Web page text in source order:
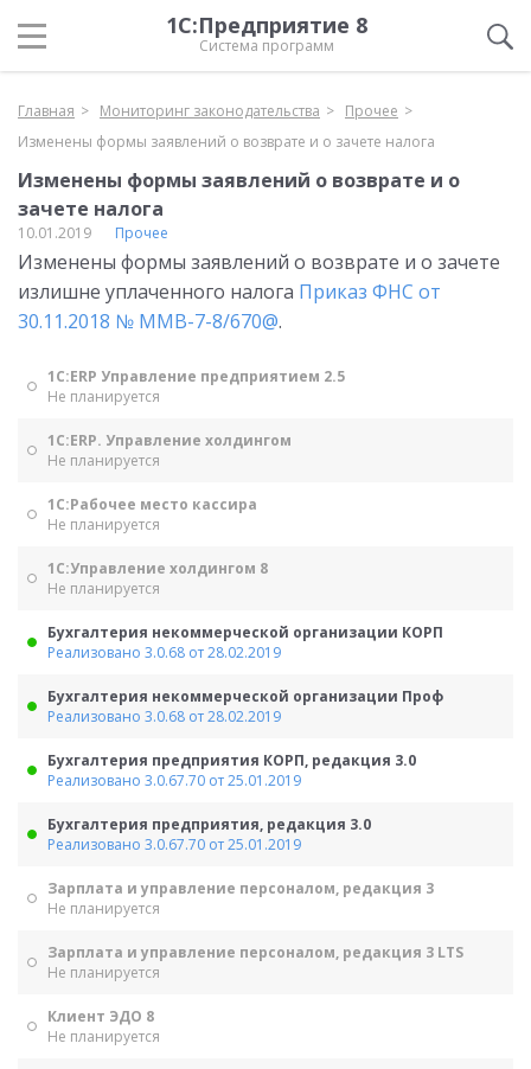
1С:Предприятие 8
Система программ
Главная Мониторинг законодательства
Прочее
Изменены формы заявлений о возврате и о зачете налога
Изменены формы заявлений о возврате и о
зачете налога
10.01.2019 Прочее
Изменены формы заявлений о возврате и о зачете
излишне уплаченного налога Приказ ФНС от
30.11.2018 № ММВ-7-8/670@.
1С:ERP Управление предприятием 2.5
Не планируется
1С:ERP. Управление холдингом
Не планируется
1С:Рабочее место кассира
Не планируется
1С:Управление холдингом 8
Не планируется
Бухгалтерия некоммерческой организации КОРП
Реализовано 3.0.68 от 28.02.2019
Бухгалтерия некоммерческой организации Проф
Реализовано 3.0.68 от 28.02.2019
Бухгалтерия предприятия КОРП, редакция 3.0
Реализовано 3.0.67.70 от 25.01.2019
Бухгалтерия предприятия, редакция 3.0
Реализовано 3.0.67.70 от 25.01.2019
Зарплата и управление персоналом, редакция 3
Не планируется
Зарплата и управление персоналом, редакция 3 LTS
Не планируется
Клиент ЭДО 8
Не планируется